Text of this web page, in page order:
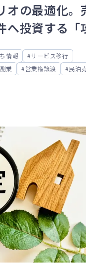
オの最適化。
へ投資する「
情報
サービス移行
副業 営業権譲渡
民泊